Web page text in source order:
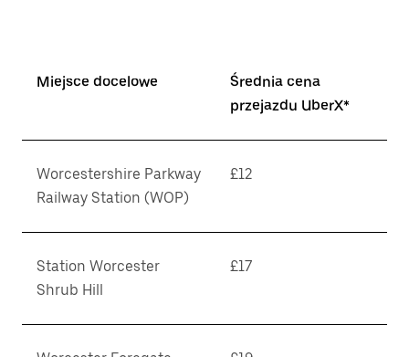
Miejsce docelowe
Średnia cena
przejazdu UberX*
Worcestershire Parkway
Railway Station (WOP)
£12
Station Worcester
Shrub Hill
£17